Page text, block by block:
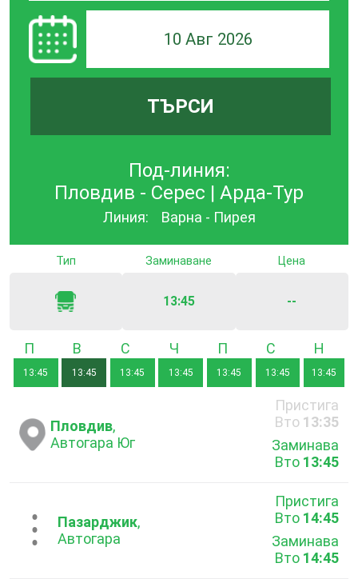
10 Авг 2026
ТЪРСИ
Под-линия:
Пловдив - Серес | Арда-Тур
Линия: Варна - Пирея
Тип Заминаване
13:45
Цена
--
Понеделник
13:45
Вторник
13:45 13:45
Четвъртък
13:45 13:45
Събота
13:45 13:45
Пловдив,
Автогара Юг
Пристига
Вто 13:35
Заминава
Вто 13:45
...Пазарджик,
Автогара
Пристига
Вто 14:45
Заминава
Вто 14:45